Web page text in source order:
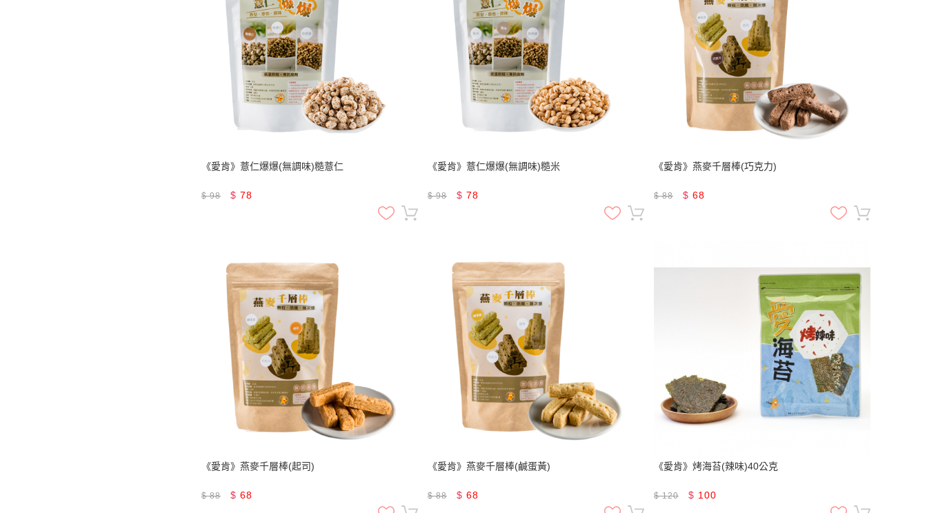
《愛肯》薏仁爆爆(無調味)糙薏仁
$98 $ 78
《愛肯》薏仁爆爆(無調味)糙米
$98 $ 78
《愛肯》燕麥千層棒(巧克力)
$88 $ 68
《愛肯》燕麥千層棒(起司)
$88 $ 68
《愛肯》燕麥千層棒(鹹蛋黃)
$88 $ 68
《愛肯》烤海苔(辣味)40公克
$120 $ 100